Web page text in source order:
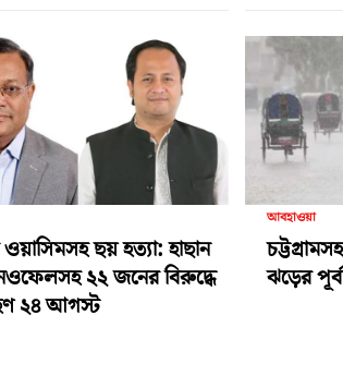
ওয়াসিমসহ ছয় হত্যা: হাছান
২২ জনের বিরুদ্ধে
২৪ আগস্ট
আবহাওয়া
ঝড়ের